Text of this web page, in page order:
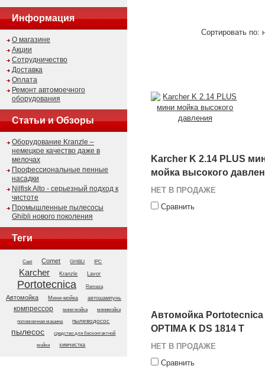
Информация
О магазине
Акции
Сотрудничество
Доставка
Оплата
Ремонт автомоечного
оборудования
Статьи и Обзоры
Оборудование Kranzle –
немецкое качество даже в
мелочах
Профессиональные пенные
насадки
Nilfisk Alto - серьезный подход к
чистоте
Промышленные пылесосы
Ghibli нового поколения
Теги
Cast Comet GHIBLI IPC
Karcher Kranzle Lavor
Portotecnica Remeza
Автомойка Мини-мойка автошампунь
компрессор мини мойка минимойка
поломоечная машина пылеводосос
пылесос средство для бесконтактной
мойки химчистка
Сортировать по:
Karcher K 2.14 PLUS
мойка высокого
НЕТ В ПРОДАЖЕ
Сравнить
Автомойка Portotecnica
OPTIMA K DS 1814 T
НЕТ В ПРОДАЖЕ
Сравнить